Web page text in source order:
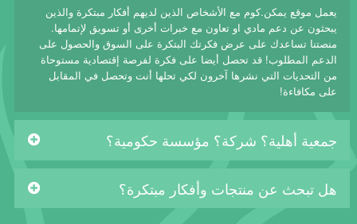
يعمل موقع يمكن.كوم مع الأشخاص الذين لديهم أفكار مبتكرة والذين
يبحثون عن دعم مادي او تعاون مع خبرات أخرى أو تسويق لإتمامها.
منصتنا تساعدك على عرض فكرتك البتكرة على السوق والحصول على
الدعم المطلوب! قد تحصل أيضا على فكرة لفرصة إقتصادية مستوحاة
من التحديات التي نشرها آخرون لكي تحلها أنت وتحصل في المقابل
على مكافاءة!
جمعية أهلية؟ شركة؟ مؤسسة حكومية؟
هل تبحث عن منتجات وأفكار مبتكرة؟